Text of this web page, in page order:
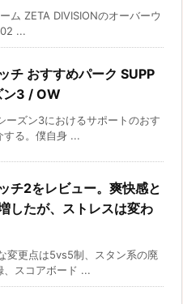
ム ZETA DIVISIONのオーバーウ
...
チ おすすめパーク SUPP
ン3 / OW
ーズン3におけるサポートのおす
する。僕自身 ...
チ2をレビュー。爽快感と
したが、ストレスは変わ
変更点は5vs5制、スタン系の廃
、スコアボード ...